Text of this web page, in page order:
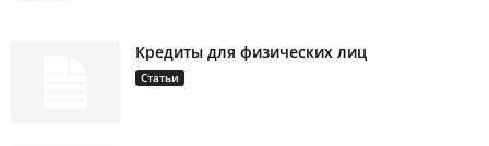
Кредиты для физических лиц
Статьи